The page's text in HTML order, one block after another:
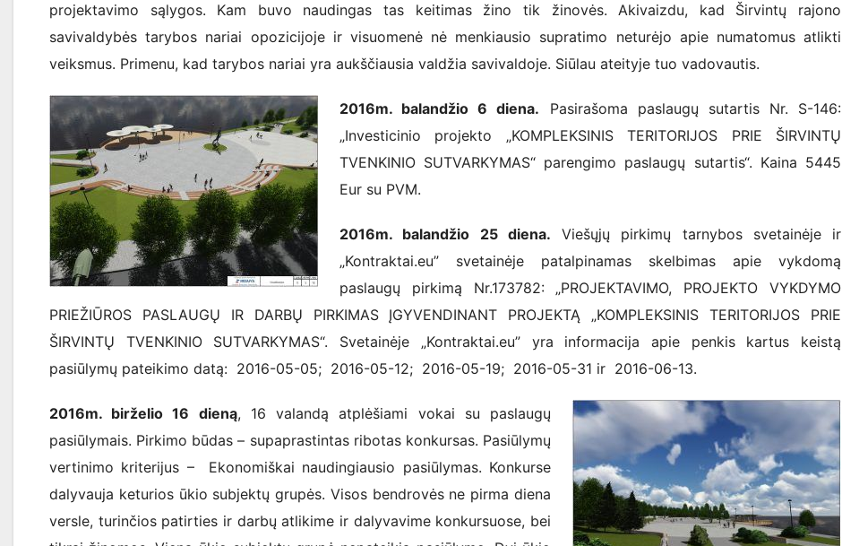
projektavimo sąlygos. Kam buvo naudingas tas keitimas žino tik žinovės. Akivaizdu, kad Širvintų rajono
savivaldybės tarybos nariai opozicijoje ir visuomenė nė menkiausio supratimo neturėjo apie numatomus atlikti
veiksmus. Primenu, kad tarybos nariai yra aukščiausia valdžia savivaldoje. Siūlau ateityje tuo vadovautis.
2016m. balandžio 6 diena. Pasirašoma paslaugų sutartis Nr. S-146:
„Investicinio projekto „KOMPLEKSINIS TERITORIJOS PRIE ŠIRVINTŲ
TVENKINIO SUTVARKYMAS“ parengimo paslaugų sutartis“. Kaina 5445
Eur su PVM.
2016m. balandžio 25 diena. Viešųjų pirkimų tarnybos svetainėje ir
„Kontraktai.eu” svetainėje patalpinamas skelbimas apie vykdomą
paslaugų pirkimą Nr.173782: „PROJEKTAVIMO, PROJEKTO VYKDYMO
PRIEŽIŪROS PASLAUGŲ IR DARBŲ PIRKIMAS ĮGYVENDINANT PROJEKTĄ „KOMPLEKSINIS TERITORIJOS PRIE
ŠIRVINTŲ TVENKINIO SUTVARKYMAS“. Svetainėje „Kontraktai.eu” yra informacija apie penkis kartus keistą
pasiūlymų pateikimo datą: 2016-05-05; 2016-05-12; 2016-05-19; 2016-05-31 ir 2016-06-13.
2016m. birželio 16 dieną, 16 valandą atplėšiami vokai su paslaugų
pasiūlymais. Pirkimo būdas – supaprastintas ribotas konkursas. Pasiūlymų
vertinimo kriterijus – Ekonomiškai naudingiausio pasiūlymas. Konkurse
dalyvauja keturios ūkio subjektų grupės. Visos bendrovės ne pirma diena
versle, turinčios patirties ir darbų atlikime ir dalyvavime konkursuose, bei